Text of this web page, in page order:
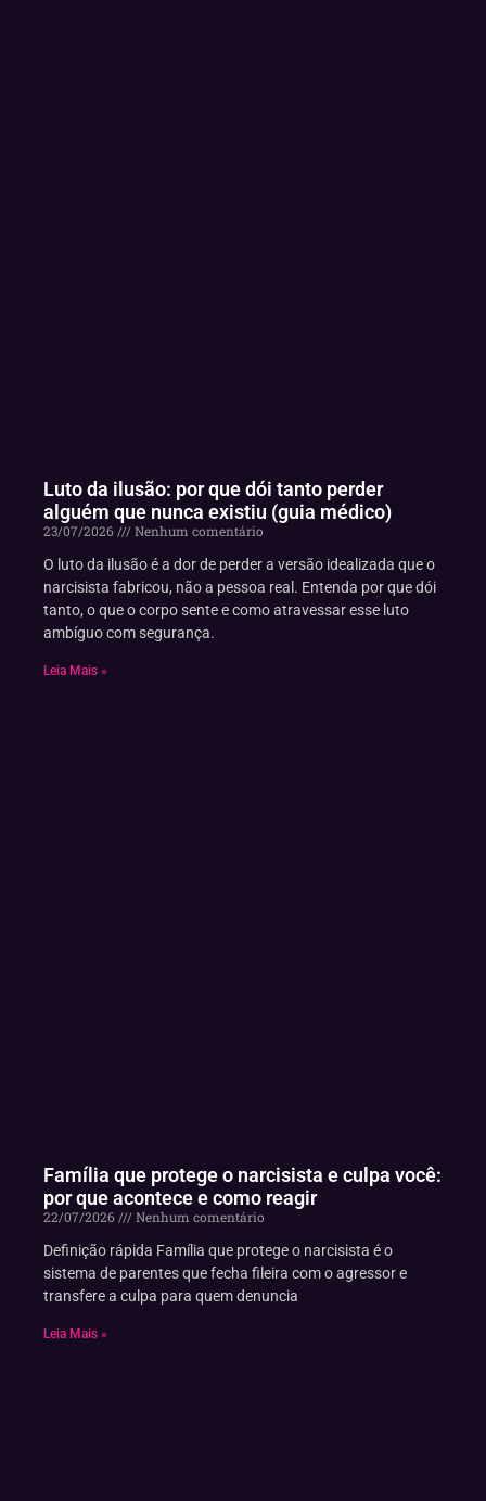
Luto da ilusão: por que dói tanto perder
alguém que nunca existiu (guia médico)
23/07/2026
Nenhum comentário
O luto da ilusão é a dor de perder a versão idealizada que o
narcisista fabricou, não a pessoa real. Entenda por que dói
tanto, o que o corpo sente e como atravessar esse luto
ambíguo com segurança.
Leia Mais »
Família que protege o narcisista e culpa você:
por que acontece e como reagir
22/07/2026
Nenhum comentário
Definição rápida Família que protege o narcisista é o
sistema de parentes que fecha fileira com o agressor e
transfere a culpa para quem denuncia
Leia Mais »